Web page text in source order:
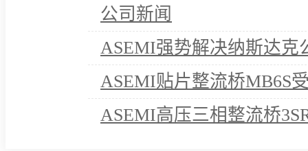
公司新闻
ASEMI强势解决纳斯达克
ASEMI贴片整流桥MB6S
ASEMI高压三相整流桥